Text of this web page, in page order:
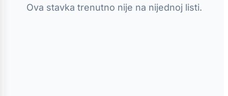
Ova stavka trenutno nije na nijednoj listi.